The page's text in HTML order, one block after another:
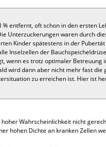
entfernt, oft schon in den ersten
Unterzuckerungen waren durch
Kinder spätestens in der
Inselzellen der
wenn es trotz optimaler
wird dann aber nicht mehr fast
zu erreichen ist. Hier ist
Wahrscheinlichkeit nicht
hohen Dichte an kranken Zellen